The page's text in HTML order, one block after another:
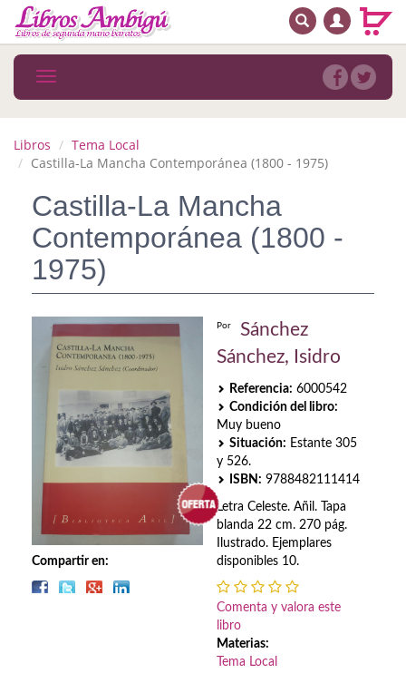
MENÚ PRINCIPAL
Novedades
Arte
Astrología. Ocultismo
Autoayuda. Conocimiento personal
Autoayuda. Crecimiento personal
Biografía
Ciencia ficción
Cine
Cocina
Cómic
BUSCAR
Toggle
navigation
Libros
Tema Local
Castilla-La Mancha Contemporánea (1800 - 1975)
Castilla-La Mancha
Contemporánea (1800 -
1975)
Compartir en:
Por
Sánchez
Sánchez, Isidro
Referencia: 6000542
Condición del libro:
Muy bueno
Situación: Estante 305
y 526.
ISBN: 9788482111414
Letra Celeste. Añil. Tapa
blanda 22 cm. 270 pág.
Ilustrado. Ejemplares
disponibles 10.
Comenta y valora este
libro
Materias:
Tema Local